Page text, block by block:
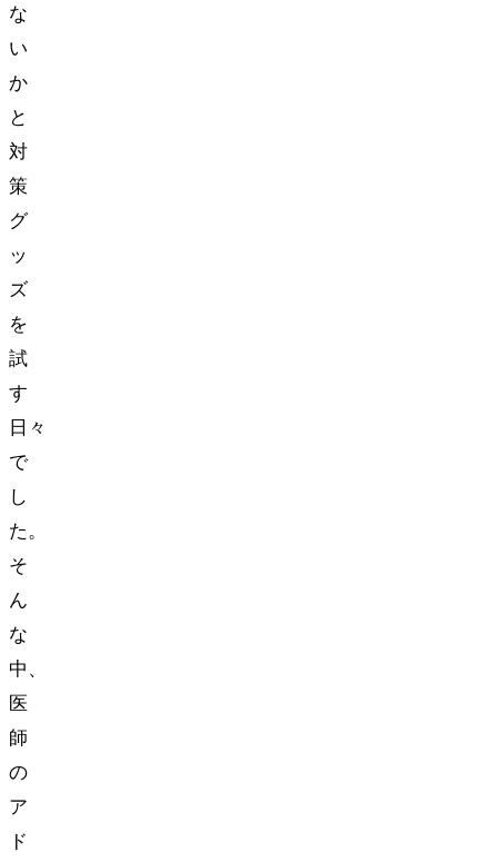
な
い
か
と
対
策
グ
ッ
ズ
を
試
す
日々
で
し
た。
そ
ん
な
中、
医
師
の
ア
ド